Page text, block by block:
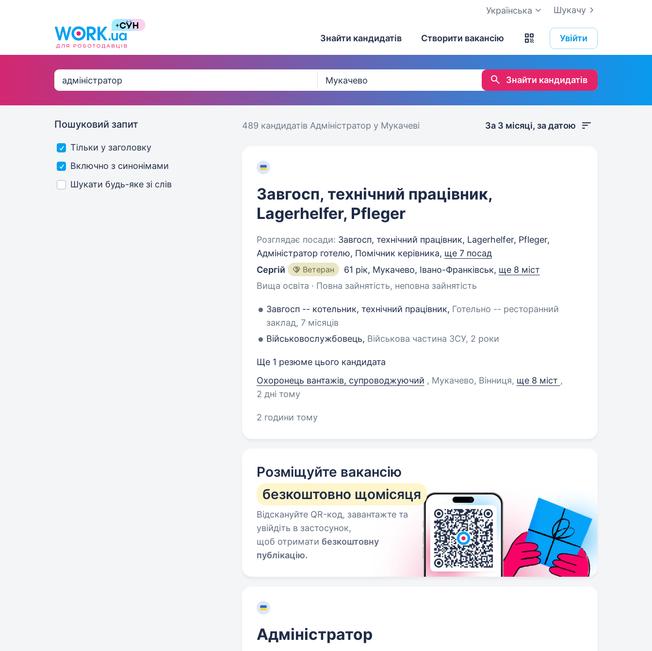
Шукачу
Українська
Знайти кандидатів Створити вакансію Увійти
Знайти кандидатів
Пошуковий запит
Тільки у заголовку
Включно з синонімами
Шукати будь-яке зі слів
489 кандидатів Адміністратор у Мукачеві За 3 місяці, за датою
Завгосп, технічний працівник,
Lagerhelfer, Pfleger
Розглядає посади: Завгосп, технічний працівник, Lagerhelfer, Pfleger,
Адміністратор готелю, Помічник керівника, ще 7 посад
Сергій
Ветеран 61 рік, Мукачево, Івано-Франківськ, ще 8 міст
Вища освіта · Повна зайнятість, неповна зайнятість
Завгосп -- котельник, технічний працівник, Готельно -- ресторанний
заклад, 7 місяців
Військовослужбовець, Військова частина ЗСУ, 2 роки
Ще 1 резюме цього кандидата
Охоронець вантажів, супроводжуючий , Мукачево, Вінниця, ще 8 міст ,
2 дні тому
2 години тому
Розміщуйте вакансію
безкоштовно щомісяця
Відскануйте QR-код, завантажте та
увійдіть в застосунок,
щоб отримати безкоштовну
публікацію.
Адміністратор